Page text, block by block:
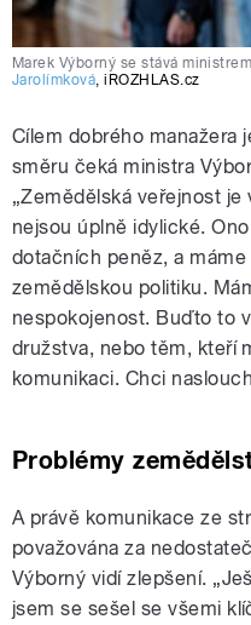
Marek Výborný se stává
Jarolímková,iROZHLAS.cz
Cílem dobrého manažera
směru čeká ministra
„Zemědělská veřejnost
nejsou úplně idylické.
dotačních peněz, a
zemědělskou politiku.
nespokojenost. Buďto to
družstva, nebo těm, kteří
komunikaci. Chci
Problémy
A právě komunikace ze
považována za
Výborný vidí zlepšení.
jsem se sešel se všemi